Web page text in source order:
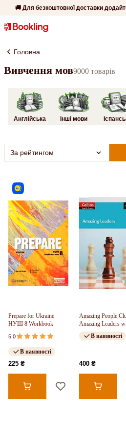
🚚 Для безкоштовної доставки
Головна
Вивчення мов9000 товарів
Англійська Інші мови
За рейтингом
Prepare for Ukraine
НУШ 8 Workbook
5.0
В наявності
225 ₴
Amazing People
Amazing Leaders
Mp3 CD Level 4
В наявності
400 ₴